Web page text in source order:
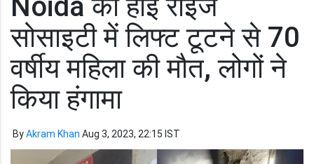
Noida की हाई राइज
सोसाइटी में लिफ्ट टूटने से 70
वर्षीय महिला की मौत, लोगों ने
किया हंगामा
ByAkram Khan Aug 3, 2023, 22:15 IST